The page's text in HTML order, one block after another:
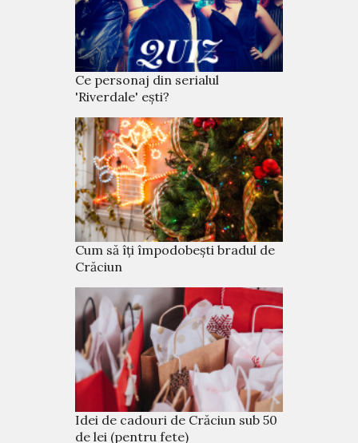
Ce personaj din serialul
'Riverdale' ești?
Cum să îți împodobești bradul de
Crăciun
Idei de cadouri de Crăciun sub 50
de lei (pentru fete)